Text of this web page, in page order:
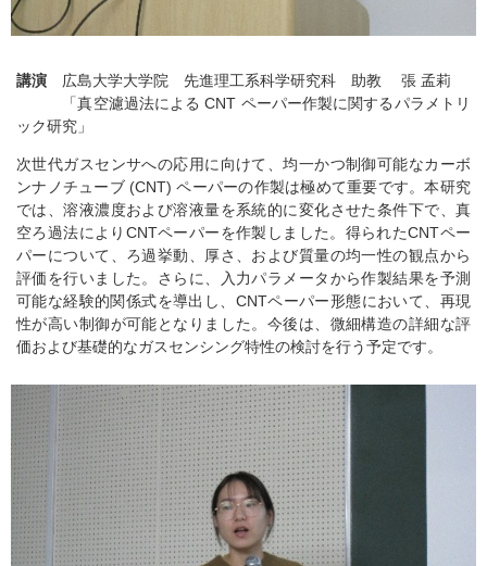
講演 広島大学大学院 先進理工系科学研究科 助教 張 孟莉
「真空濾過法による CNT ペーパー作製に関するパラメトリ
ック研究」
次世代ガスセンサへの応用に向けて、均一かつ制御可能なカーボ
ンナノチューブ (CNT) ペーパーの作製は極めて重要です。本研究
では、溶液濃度および溶液量を系統的に変化させた条件下で、真
空ろ過法によりCNTペーパーを作製しました。得られたCNTペー
パーについて、ろ過挙動、厚さ、および質量の均一性の観点から
評価を行いました。さらに、入力パラメータから作製結果を予測
可能な経験的関係式を導出し、CNTペーパー形態において、再現
性が高い制御が可能となりました。今後は、微細構造の詳細な評
価および基礎的なガスセンシング特性の検討を行う予定です。